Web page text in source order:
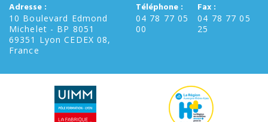
Adresse :
10 Boulevard Edmond
Michelet - BP 8051
69351 Lyon CEDEX 08,
France
Téléphone :
04 78 77 05
00
Fax :
04 78 77 05
25